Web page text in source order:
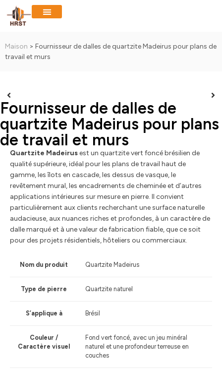
Maison > Fournisseur de dalles de quartzite Madeirus pour plans de
travail et murs
Fournisseur de dalles de
quartzite Madeirus pour plans
de travail et murs
Quartzite Madeirusest un quartzite vert foncé brésilien de
qualité supérieure, idéal pour les plans de travail haut de
gamme, les îlots en cascade, les dessus de vasque, le
revêtement mural, les encadrements de cheminée et d’autres
applications intérieures sur mesure en pierre. Il convient
particulièrement aux clients recherchant une surface naturelle
audacieuse, aux nuances riches et profondes, à un caractère de
dalle marqué et à une valeur de fabrication fiable, que ce soit
pour des projets résidentiels, hôteliers ou commerciaux.
Nom du produit Quartzite Madeirus
Type de pierre Quartzite naturel
S’applique à Brésil
Couleur /
Caractère visuel
Fond vert foncé, avec un jeu minéral
naturel et une profondeur terreuse en
couches